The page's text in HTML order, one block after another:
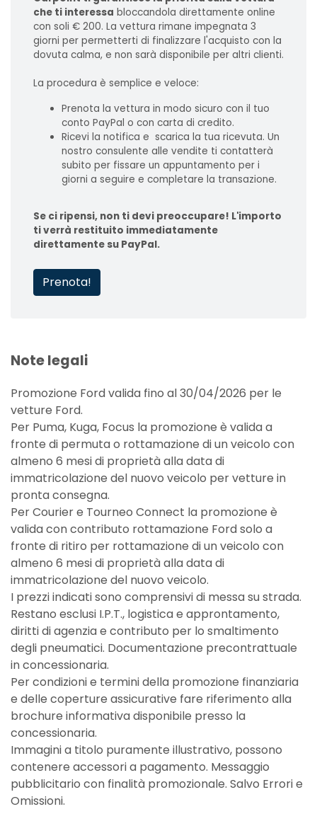
che ti interessa bloccandola direttamente online
con soli € 200. La vettura rimane impegnata 3
giorni per permetterti di finalizzare l'acquisto con la
dovuta calma, e non sarà disponibile per altri clienti.
La procedura è semplice e veloce:
Prenota la vettura in modo sicuro con il tuo
conto PayPal o con carta di credito.
Ricevi la notifica e scarica la tua ricevuta. Un
nostro consulente alle vendite ti contatterà
subito per fissare un appuntamento per i
giorni a seguire e completare la transazione.
Se ci ripensi, non ti devi preoccupare! L'importo
ti verrà restituito immediatamente
direttamente su PayPal.
Prenota!
Note legali
Promozione Ford valida fino al 30/04/2026 per le
vetture Ford.
Per Puma, Kuga, Focus la promozione è valida a
fronte di permuta o rottamazione di un veicolo con
almeno 6 mesi di proprietà alla data di
immatricolazione del nuovo veicolo per vetture in
pronta consegna.
Per Courier e Tourneo Connect la promozione è
valida con contributo rottamazione Ford solo a
fronte di ritiro per rottamazione di un veicolo con
almeno 6 mesi di proprietà alla data di
immatricolazione del nuovo veicolo.
I prezzi indicati sono comprensivi di messa su strada.
Restano esclusi I.P.T., logistica e approntamento,
diritti di agenzia e contributo per lo smaltimento
degli pneumatici. Documentazione precontrattuale
in concessionaria.
Per condizioni e termini della promozione finanziaria
e delle coperture assicurative fare riferimento alla
brochure informativa disponibile presso la
concessionaria.
Immagini a titolo puramente illustrativo, possono
contenere accessori a pagamento. Messaggio
pubblicitario con finalità promozionale. Salvo Errori e
Omissioni.